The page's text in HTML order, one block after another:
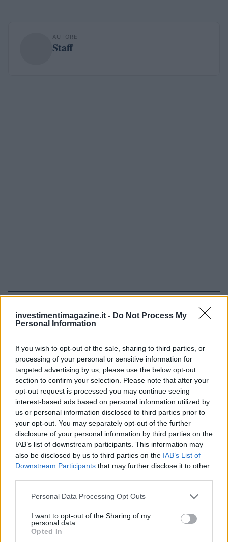
investimentimagazine.it - Do Not Process My
Personal Information
If you wish to opt-out of the sale, sharing to third parties, or
processing of your personal or sensitive information for
targeted advertising by us, please use the below opt-out
section to confirm your selection. Please note that after your
opt-out request is processed you may continue seeing
interest-based ads based on personal information utilized by
us or personal information disclosed to third parties prior to
your opt-out. You may separately opt-out of the further
disclosure of your personal information by third parties on the
IAB’s list of downstream participants. This information may
also be disclosed by us to third parties on the IAB’s List of
Downstream Participants that may further disclose it to other
Please note that this website/app uses one or more Google
not limited to your visit or usage behaviour. You may click to
grant or deny consent to Google and its third-party tags to
use your data for below specified purposes in below Google
Personal Data Processing Opt Outs
I want to opt-out of the Sharing of my
personal data.
Opted In
AUTORE
Staff
Continua a leggere
Petrolio in calo, Brent a 88.9 USD dopo un ribasso del 8.3%
NEWS